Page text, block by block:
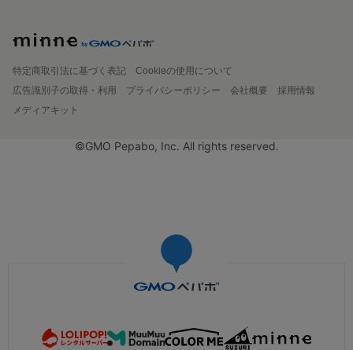
特定商取引法に基づく表記
Cookieの使用について
広告識別子の取得・利用
プライバシーポリシー 会社概要
採用情報
メディアキット
©GMO Pepabo, Inc. All rights reserved.